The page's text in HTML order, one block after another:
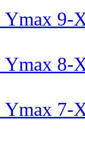
9-
8-
7-